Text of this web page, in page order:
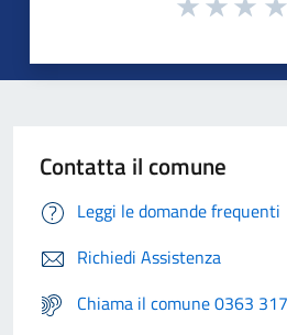
Contatta il comune
Leggi le domande frequenti
Richiedi Assistenza
Chiama il comune 0363